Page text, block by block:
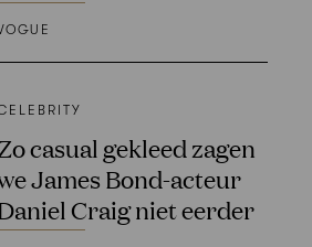
casual gekleed zagen
James Bond-acteur
Craig niet eerder